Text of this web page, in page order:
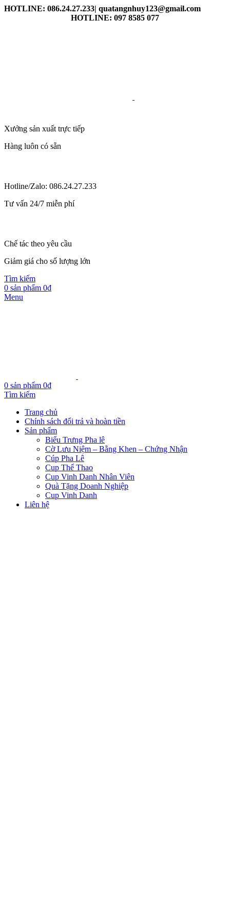
HOTLINE: 086.24.27.233| quatangnhuy123@gmail.com
HOTLINE: 097 8585 077
Xưởng sản xuất trực tiếp
Hàng luôn có sẵn
Hotline/Zalo: 086.24.27.233
Tư vấn 24/7 miễn phí
Chế tác theo yêu cầu
Giảm giá cho số lượng lớn
Tìm kiếm
0 sản phẩm 0₫
Menu
0 sản phẩm 0₫
Tìm kiếm
Trang chủ
Chính sách đổi trả và hoàn tiền
Sản phẩm
Biểu Trưng Pha lê
Cờ Lưu Niệm – Bằng Khen – Chứng Nhận
Cúp Pha Lê
Cup Thể Thao
Cup Vinh Danh Nhân Viên
Quà Tặng Doanh Nghiệp
Cup Vinh Danh
Liên hệ